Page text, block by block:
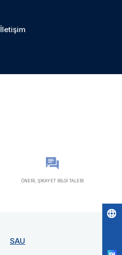
İletişim
ÖNERİ, ŞİKAYET BİLGİ TALEBİ
SAU